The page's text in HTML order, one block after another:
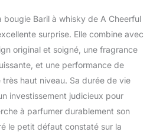
bougie Baril à whisky de A Cheerful
surprise. Elle combine avec
original et soigné, une fragrance
et une performance de
haut niveau. Sa durée de vie
investissement judicieux pour
à parfumer durablement son
le petit défaut constaté sur la